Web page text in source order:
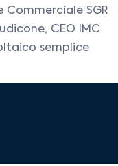
Commerciale SGR
CEO IMC
semplice